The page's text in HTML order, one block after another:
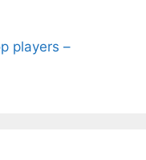
players –